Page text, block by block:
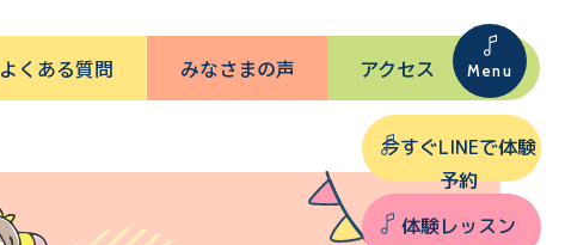
よくある質問 みなさまの声 アクセス
今すぐLINEで体験
予約
体験レッスン